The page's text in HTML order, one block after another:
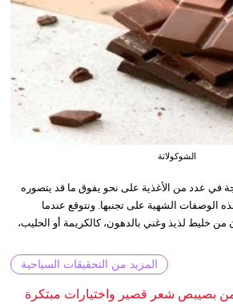
الشوكولاتة
في عدد من الأغذية على نحو يفوق ما قد يتصوره
الشهية على تجنبها. ونتوقع عندما
من خليط لذيذ وغني بالدهون، كالكريمة أو الحليب،
المزيد من التحقيقات السياحية
بصيبص شعر قصير واختيارات مبتكرة